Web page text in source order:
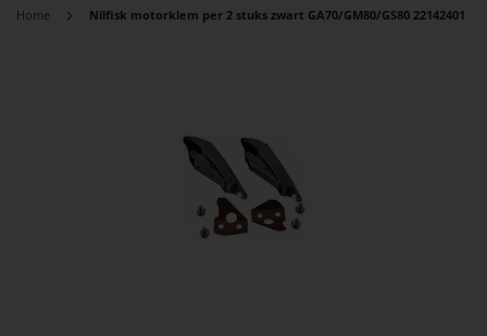
Home Nilfisk motorklem per 2 stuks zwart GA70/GM80/GS80 22142401